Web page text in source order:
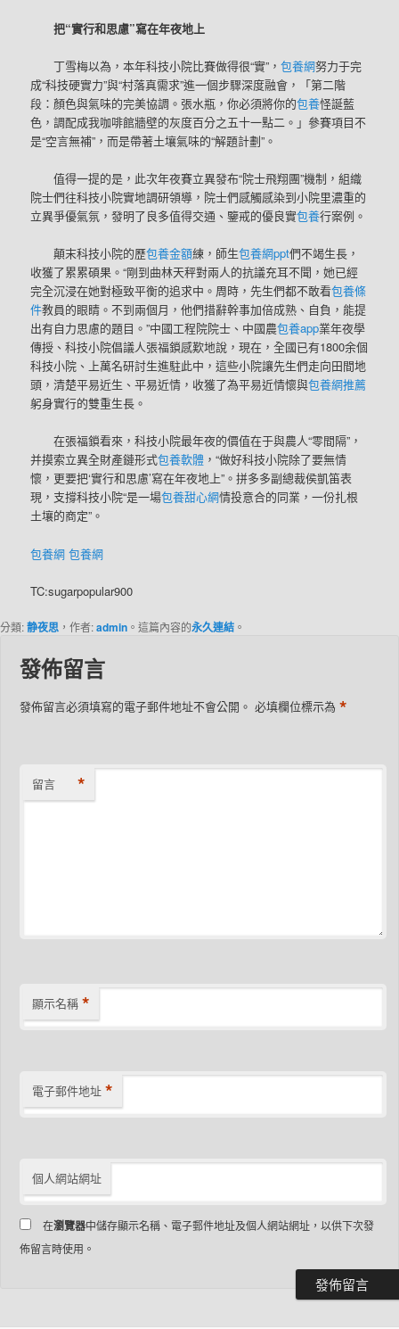
把“實行和思慮”寫在年夜地上
丁雪梅以為，本年科技小院比賽做得很“實”，包養網努力于完
成“科技硬實力”與“村落真需求”進一個步驟深度融會，「第二階
段：顏色與氣味的完美協調。張水瓶，你必須將你的包養怪誕藍
色，調配成我咖啡館牆壁的灰度百分之五十一點二。」參賽項目不
是“空言無補”，而是帶著土壤氣味的“解題計劃”。
值得一提的是，此次年夜賽立異發布“院士飛翔團”機制，組織
院士們往科技小院實地調研領導，院士們感觸感染到小院里濃重的
立異爭優氣氛，發明了良多值得交通、鑒戒的優良實包養行案例。
顛末科技小院的歷包養金額練，師生包養網ppt們不竭生長，
收獲了累累碩果。“剛到曲林天秤對兩人的抗議充耳不聞，她已經
完全沉浸在她對極致平衡的追求中。周時，先生們都不敢看包養條
件教員的眼睛。不到兩個月，他們措辭幹事加倍成熟、自負，能提
出有自力思慮的題目。”中國工程院院士、中國農包養app業年夜學
傳授、科技小院倡議人張福鎖感歎地說，現在，全國已有1800余個
科技小院、上萬名研討生進駐此中，這些小院讓先生們走向田間地
頭，清楚平易近生、平易近情，收獲了為平易近情懷與包養網推薦
躬身實行的雙重生長。
在張福鎖看來，科技小院最年夜的價值在于與農人“零間隔”，
并摸索立異全財產鏈形式包養軟體 ，“做好科技小院除了要無情
懷，更要把‘實行和思慮’寫在年夜地上”。拼多多副總裁侯凱笛表
現，支撐科技小院“是一場包養甜心網情投意合的同業，一份扎根
土壤的商定”。
包養網 包養網
TC:sugarpopular900
分類:静夜思 ，作者:admin 。這篇內容的永久連結 。
發佈留言
發佈留言必須填寫的電子郵件地址不會公開。 必填欄位標示為*
留言 *
顯示名稱 *
電子郵件地址 *
個人網站網址
在瀏覽器中儲存顯示名稱、電子郵件地址及個人網站網址，以供下次發
佈留言時使用。